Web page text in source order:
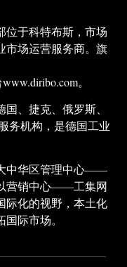
位于科特布斯，市场
市场运营服务商。旗
。
、捷克、俄罗斯、
务机构，是德国工业
中华区管理中心——
营销中心——工集网
际化的视野，本土化
际市场。